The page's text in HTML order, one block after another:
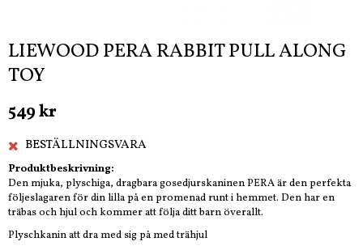
LIEWOOD PERA RABBIT PULL ALONG
TOY
549 kr
BESTÄLLNINGSVARA
Produktbeskrivning:
Den mjuka, plyschiga, dragbara gosedjurskaninen PERA är den perfekta
följeslagaren för din lilla på en promenad runt i hemmet. Den har en
träbas och hjul och kommer att följa ditt barn överallt.
Plyschkanin att dra med sig på med trähjul